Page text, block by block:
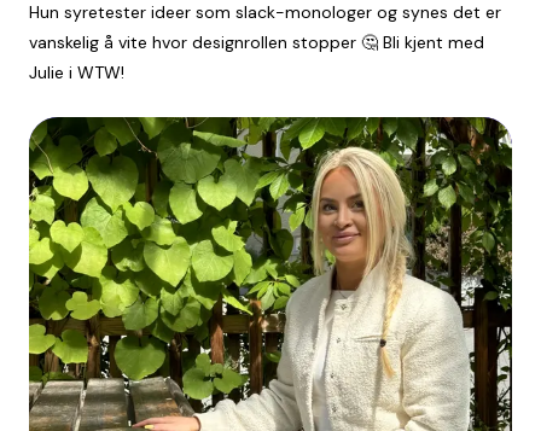
Hun syretester ideer som slack-monologer og synes det er
vanskelig å vite hvor designrollen stopper 🤔 Bli kjent med
Julie i WTW!